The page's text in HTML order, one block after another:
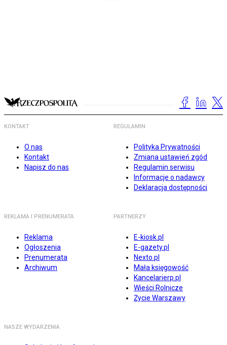
KONTAKT
O nas
Kontakt
Napisz do nas
REGULAMIN
Polityka Prywatności
Zmiana ustawień zgód
Regulamin serwisu
Informacje o nadawcy
Deklaracja dostępności
REKLAMA I PRENUMERATA
Reklama
Ogłoszenia
Prenumerata
Archiwum
PARTNERZY
E-kiosk.pl
E-gazety.pl
Nexto.pl
Mała księgowość
Kancelarierp.pl
Wieści Rolnicze
Życie Warszawy
NASZE WYDARZENIA